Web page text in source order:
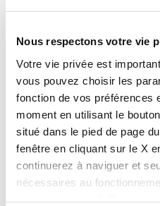
Nous respectons votre vie
Votre vie privée est
vous pouvez choisir les
fonction de vos préférences
moment en utilisant le
situé dans le pied de page
fenêtre en cliquant sur le X
continuerez à naviguer et
nécessaires au
Elba Aleatico Passito
Le vinAleatico
est produit à partir de
entièrement du cépage
nectar a une histoire
même qu'il était très
Romains. Napoléon
déguster lors de son